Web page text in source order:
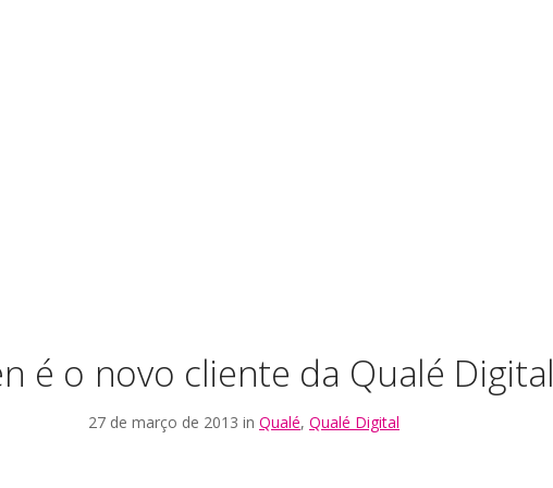
é o novo cliente da Qualé Digital
27 de março de 2013 in Qualé, Qualé Digital